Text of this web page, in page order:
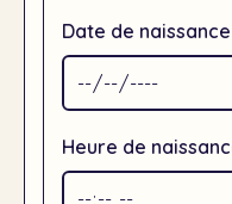
Date de naissance
Heure de